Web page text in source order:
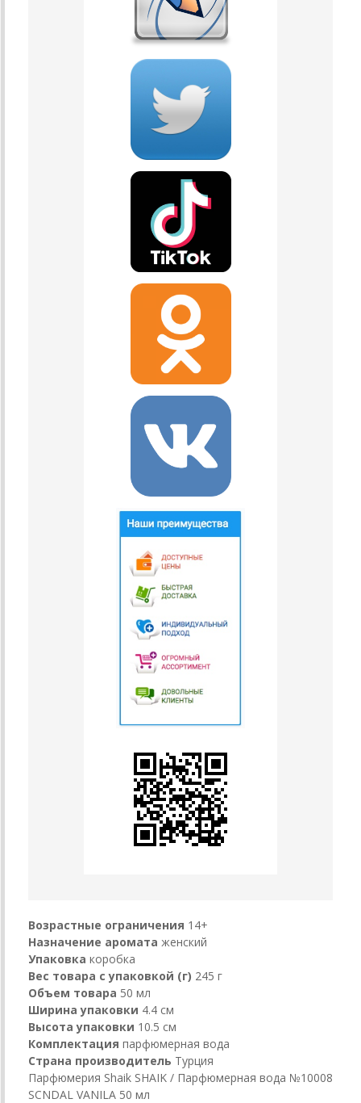
Возрастные ограничения 14+
Назначение аромата женский
Упаковка коробка
Вес товара с упаковкой (г) 245 г
Объем товара 50 мл
Ширина упаковки 4.4 см
Высота упаковки 10.5 см
Комплектация парфюмерная вода
Страна производитель Турция
Парфюмерия Shaik SHAIK / Парфюмерная вода №10008
SCNDAL VANILA 50 мл